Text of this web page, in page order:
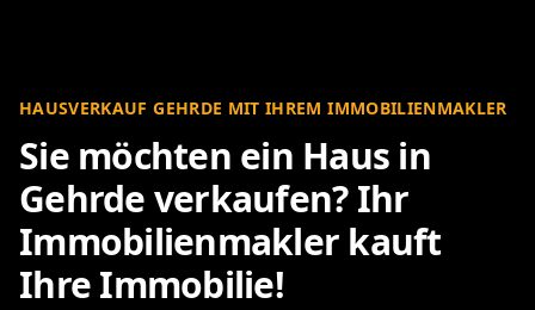
HAUSVERKAUF GEHRDE MIT IHREM IMMOBILIENMAKLER
Sie möchten ein Haus in
Gehrde verkaufen? Ihr
Immobilienmakler kauft
Ihre Immobilie!